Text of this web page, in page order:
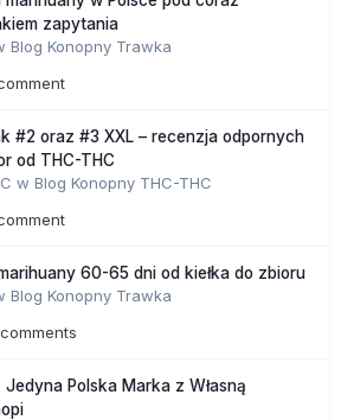
zapytania
Blog Konopny Trawka
#2 oraz #3 XXL – recenzja odpornych
od THC-THC
w Blog Konopny THC-THC
60-65 dni od kiełka do zbioru
Blog Konopny Trawka
Polska Marka z Własną